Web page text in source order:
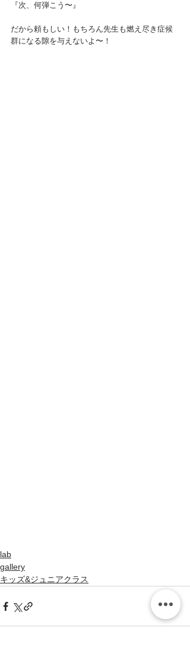
『次、何弾こう〜』
だから頼もしい！もちろん先生も燃え尽き症候
群になる隙を与えないよ〜！
lab
gallery
キッズ&ジュニアクラス